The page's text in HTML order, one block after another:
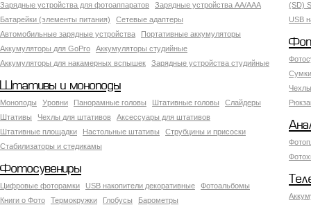
Зарядные устройства для фотоаппаратов
Зарядные устройства AA/AAA
Батарейки (элементы питания)
Сетевые адаптеры
Автомобильные зарядные устройства
Портативные аккумуляторы
Аккумуляторы для GoPro
Аккумуляторы студийные
Аккумуляторы для накамерных вспышек
Зарядные устройства студийные
(SD)
USB
Штативы и моноподы
Моноподы Уровни Панорамные головы Штативные головы
Слайдеры
Штативы
Чехлы для штативов
Аксессуары для штативов
Штативные площадки
Настольные штативы
Струбцины и присоски
Стабилизаторы и стедикамы
Фотосувениры
Цифровые фоторамки USB накопители декоративные
Фотоальбомы
Книги о Фото
Термокружки Глобусы Барометры